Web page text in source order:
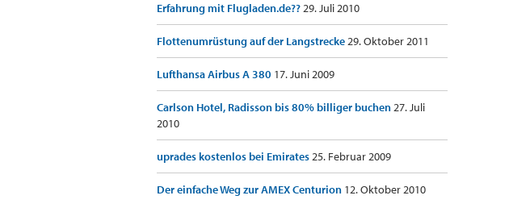
Erfahrung mit Flugladen.de??29. Juli 2010
Flottenumrüstung auf der Langstrecke29. Oktober 2011
Lufthansa Airbus A 380 17. Juni 2009
Carlson Hotel, Radisson bis 80% billiger buchen27. Juli
2010
uprades kostenlos bei Emirates25. Februar 2009
Der einfache Weg zur AMEX Centurion 12. Oktober 2010